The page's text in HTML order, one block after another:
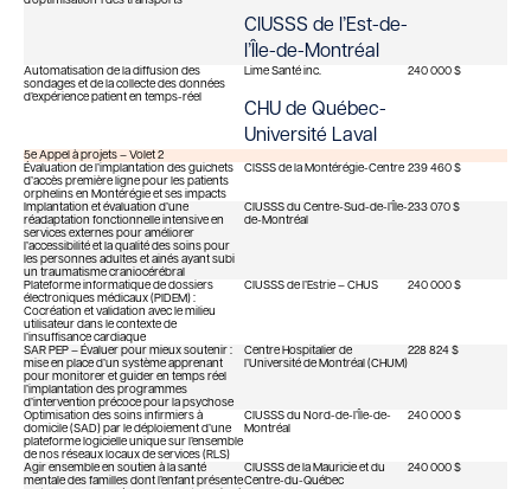
CIUSSS de l’Est-de-
l’Île-de-Montréal
Automatisation de la diffusion des
sondages et de la collecte des données
d’expérience patient en temps-réel
Lime Santé inc.
CHU de Québec-
Université Laval
240 000 $
5e Appel à projets – Volet 2
Évaluation de l’implantation des guichets
d’accès première ligne pour les patients
orphelins en Montérégie et ses impacts
CISSS de la Montérégie-Centre 239 460 $
Implantation et évaluation d’une
réadaptation fonctionnelle intensive en
services externes pour améliorer
l’accessibilité et la qualité des soins pour
les personnes adultes et ainés ayant subi
un traumatisme craniocérébral
CIUSSS du Centre-Sud-de-l’Île-
de-Montréal
233 070 $
Plateforme informatique de dossiers
électroniques médicaux (PIDEM) :
Cocréation et validation avec le milieu
utilisateur dans le contexte de
l’insuffisance cardiaque
CIUSSS de l’Estrie – CHUS 240 000 $
SAR PEP – Évaluer pour mieux soutenir :
mise en place d’un système apprenant
pour monitorer et guider en temps réel
l’implantation des programmes
d’intervention précoce pour la psychose
Centre Hospitalier de
l’Université de Montréal (CHUM)
228 824 $
Optimisation des soins infirmiers à
domicile (SAD) par le déploiement d’une
plateforme logicielle unique sur l’ensemble
de nos réseaux locaux de services (RLS)
CIUSSS du Nord-de-l’Île-de-
Montréal
240 000 $
Agir ensemble en soutien à la santé
mentale des familles dont l’enfant présente
CIUSSS de la Mauricie et du
Centre-du-Québec
240 000 $